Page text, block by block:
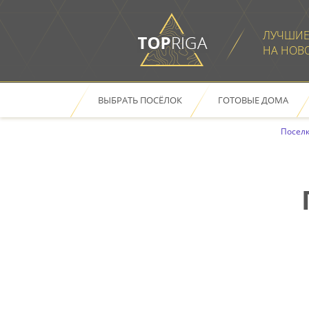
ЛУЧШИЕ
НА
ВЫБРАТЬ ПОСЁЛОК ГОТОВЫЕ ДОМА